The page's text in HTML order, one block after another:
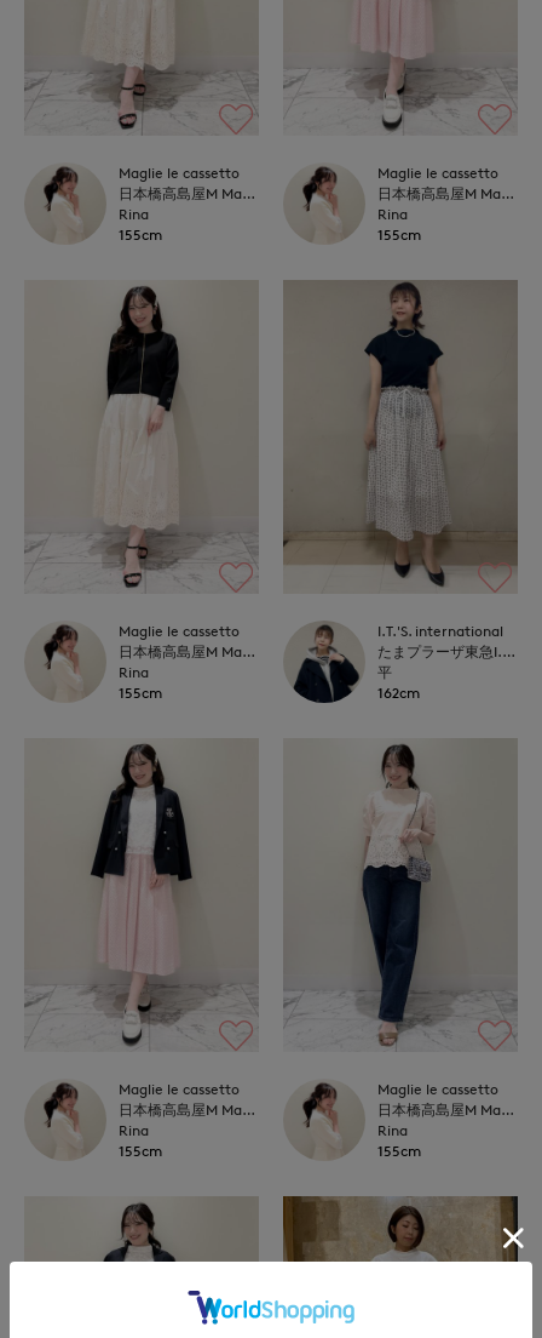
Maglie le cassetto
日本橋高島屋M Maglie le cassetto
Rina
155cm
Maglie le cassetto
日本橋高島屋M Maglie le cassetto
Rina
155cm
Maglie le cassetto
日本橋高島屋M Maglie le cassetto
Rina
155cm
I.T.'S. international
たまプラーザ東急I.T.'S.international
平
162cm
Maglie le cassetto
日本橋高島屋M Maglie le cassetto
Rina
155cm
Maglie le cassetto
日本橋高島屋M Maglie le cassetto
Rina
155cm